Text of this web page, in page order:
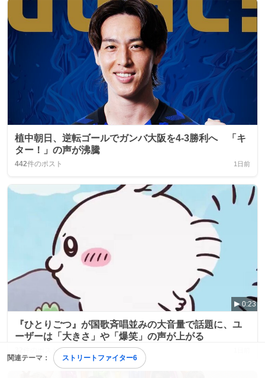
関連テーマ： ストリートファイター6
植中朝日、逆転ゴールでガンバ大阪を4-3勝利へ 「キ
ター！」の声が沸騰
442件のポスト 1日前
0:23
『ひとりごつ』が国歌斉唱並みの大音量で話題に、ユ
ーザーは「大きさ」や「爆笑」の声が上がる
件のポスト